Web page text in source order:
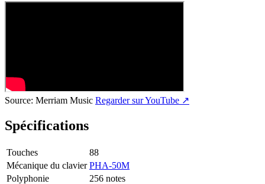
Source: Merriam Music Regarder sur YouTube ↗
Spécifications
Touches
88
Mécanique du clavier PHA-50M
Polyphonie
256 notes